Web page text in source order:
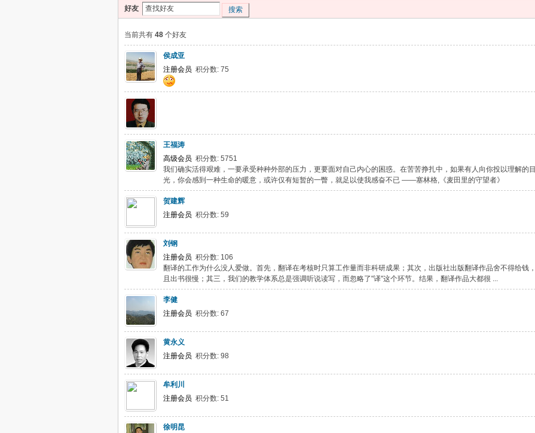
好友 搜索
当前共有 48 个好友
侯成亚
注册会员 积分数: 75
王福涛
高级会员 积分数: 5751
我们确实活得艰难，一要承受种种外部的压力，更要面对自己内心的困惑。在苦苦挣扎中，如果有人向你投以理解的目
光，你会感到一种生命的暖意，或许仅有短暂的一瞥，就足以使我感奋不已 ——塞林格,《麦田里的守望者》
贺建辉
注册会员 积分数: 59
刘钢
注册会员 积分数: 106
翻译的工作为什么没人爱做。首先，翻译在考核时只算工作量而非科研成果；其次，出版社出版翻译作品舍不得给钱，
且出书很慢；其三，我们的教学体系总是强调听说读写，而忽略了"译"这个环节。结果，翻译作品大都很 ...
李健
注册会员 积分数: 67
黄永义
注册会员 积分数: 98
牟利川
注册会员 积分数: 51
徐明昆